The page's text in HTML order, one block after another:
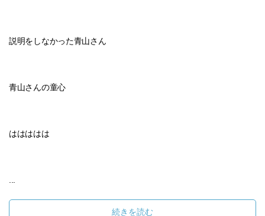
説明をしなかった青山さん
青山さんの童心
ははははは
続きを読む